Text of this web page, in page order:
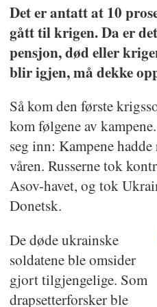
Det er antatt at 10
gått til krigen. Da er
pensjon, død eller
blir igjen, må dekke
Så kom den første
kom følgene av
seg inn: Kampene
våren. Russerne tok
Asov-havet, og tok
Donetsk.
De døde ukrainske
soldatene ble omsider
gjort tilgjengelige. Som
drapsetterforsker ble